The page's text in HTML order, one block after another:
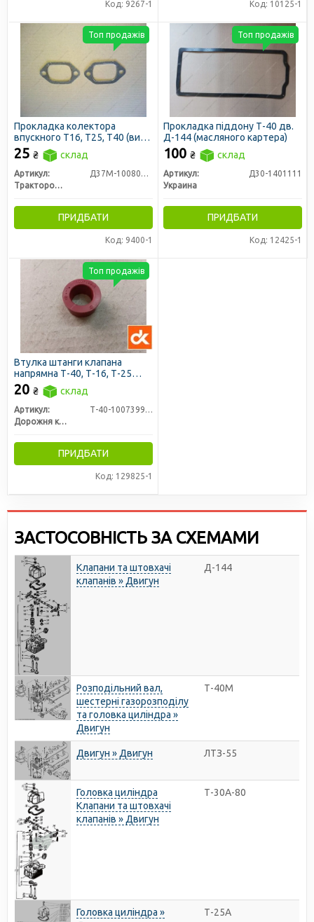
Код: 9267-1 Код: 10125-1
Прокладка колектора
впускного Т16, Т25, Т40 (вир-
во ЛЗТД)
25 ₴ склад
Артикул:
Д37М-1008070Б-Р
Трактородеталь г. Лозовая
ПРИДБАТИ
Код: 9400-1
Топ продажів
Прокладка піддону Т-40 дв.
Д-144 (масляного картера)
100 ₴ склад
Артикул:
Д30-1401111
Украина
ПРИДБАТИ
Код: 12425-1
Топ продажів
Втулка штанги клапана
напрямна Т-40, Т-16, Т-25
(Д30-100739А) (червона) (ДК)
20 ₴ склад
Артикул:
Т-40-1007399А-R
Дорожня карта
ПРИДБАТИ
Код: 129825-1
Топ продажів
ЗАСТОСОВНІСТЬ ЗА СХЕМАМИ
Клапани та штовхачі
клапанів » Двигун
Д-144
Розподільний вал,
шестерні газорозподілу
та головка циліндра »
Двигун
Т-40М
Двигун » Двигун ЛТЗ-55
Головка циліндра
Клапани та штовхачі
клапанів » Двигун
Т-30A-80
Головка циліндра »
Т-25А